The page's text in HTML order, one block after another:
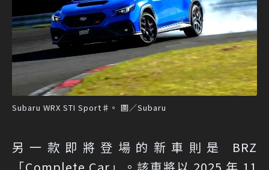
Subaru WRX STI Sport♯。 圖／Subaru
另一款即將登場的新車則是 BRZ